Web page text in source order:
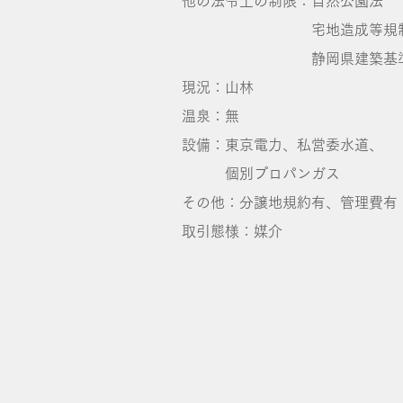
宅地造成等規制
静岡県建築基準
現況：山林
温泉：無
設備：東京電力、私営委水道、
個別プロパンガス
その他：分譲地規約有、管理費有
取引態様：媒介